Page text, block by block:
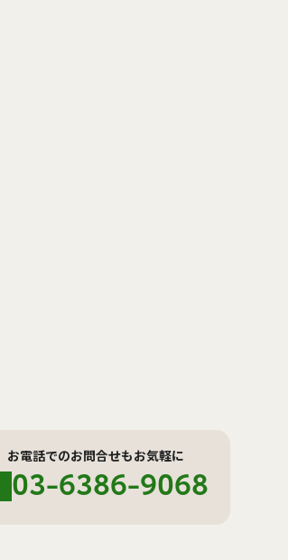
お電話でのお問合せもお気軽に
03-6386-9068